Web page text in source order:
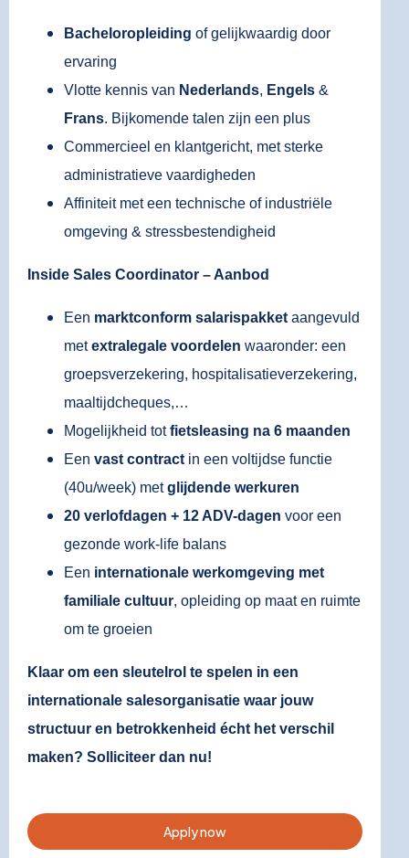
Bacheloropleiding of gelijkwaardig door
ervaring
Vlotte kennis van Nederlands, Engels &
Frans. Bijkomende talen zijn een plus
Commercieel en klantgericht, met sterke
administratieve vaardigheden
Affiniteit met een technische of industriële
omgeving & stressbestendigheid
Inside Sales Coordinator – Aanbod
Een marktconform salarispakket aangevuld
metextralegale voordelen waaronder: een
groepsverzekering, hospitalisatieverzekering,
maaltijdcheques,…
Mogelijkheid totfietsleasing na 6 maanden
Een vast contract in een voltijdse functie
(40u/week) metglijdende werkuren
20 verlofdagen + 12 ADV-dagen voor een
gezonde work-life balans
Een internationale werkomgeving met
familiale cultuur, opleiding op maat en ruimte
om te groeien
Klaar om een sleutelrol te spelen in een
internationale salesorganisatie waar jouw
structuur en betrokkenheid écht het verschil
maken? Solliciteer dan nu!
Apply now